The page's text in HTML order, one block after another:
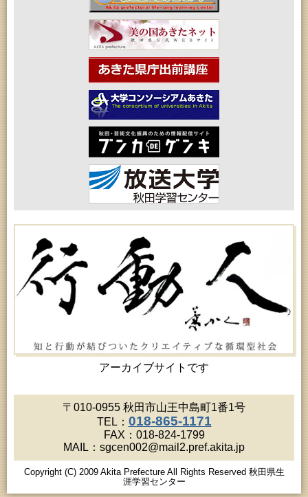
アーカイブサイトです
〒010-0955 秋田市山王中島町1番1号
TEL： 018-865-1171
FAX：018-824-1799
MAIL：sgcen002@mail2.pref.akita.jp
Copyright (C) 2009 Akita Prefecture All Rights Reserved 秋田県生
涯学習センター